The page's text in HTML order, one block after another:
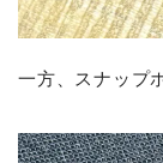
一方、スナップ